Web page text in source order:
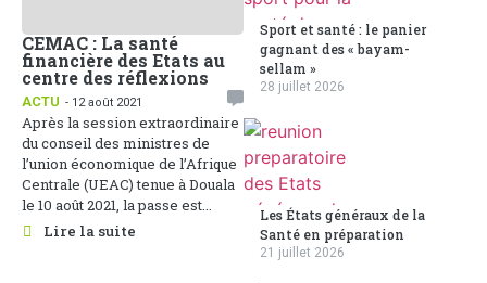
CEMAC : La santé
financière des Etats au
centre des réflexions
ACTU - 12 août 2021
Après la session extraordinaire
du conseil des ministres de
l’union économique de l’Afrique
Centrale (UEAC) tenue à Douala
le 10 août 2021, la passe est...
Lire la suite
Sport et santé : le panier
gagnant des « bayam-
sellam »
28 juillet 2026
Les États généraux de la
Santé en préparation
21 juillet 2026